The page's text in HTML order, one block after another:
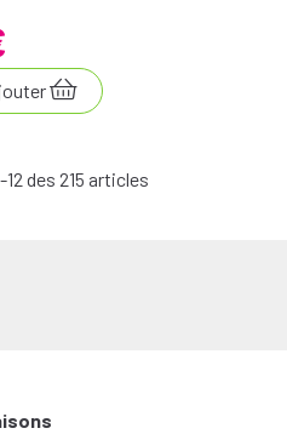
des 215 articles